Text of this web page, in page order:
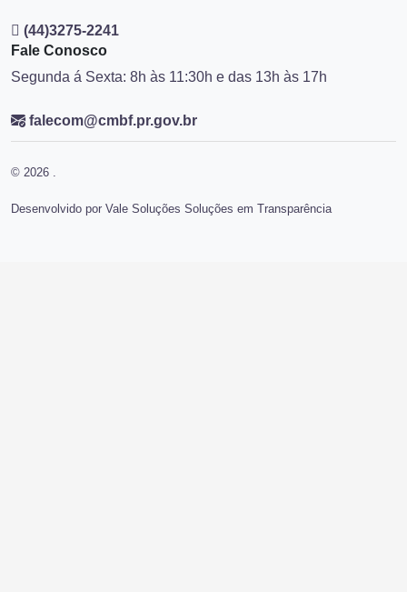
(44)3275-2241
Fale Conosco
Segunda á Sexta: 8h às 11:30h e das 13h às 17h
falecom@cmbf.pr.gov.br
© 2026 .
Desenvolvido por Vale Soluções Soluções em Transparência